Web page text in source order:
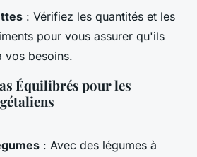
: Vérifiez les quantités et les
pour vous assurer qu'ils
vos besoins.
Équilibrés pour les
: Avec des légumes à